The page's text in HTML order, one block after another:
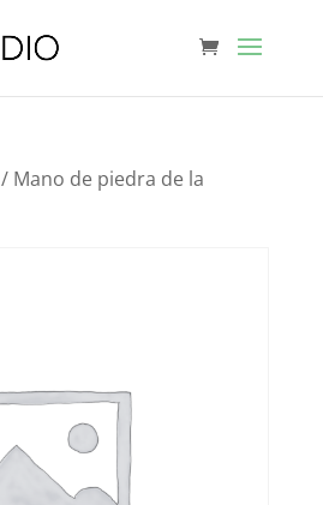
/ Mano de piedra de la